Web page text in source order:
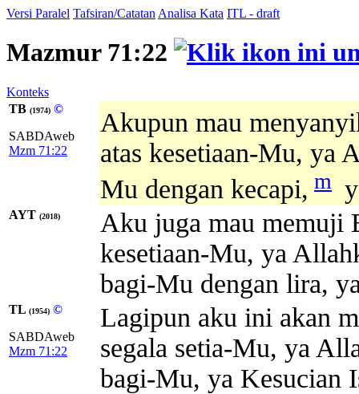
Versi Paralel Tafsiran/Catatan Analisa Kata ITL - draft
Mazmur 71:22
Konteks
TB (1974) ©
SABDAweb
Mzm 71:22
Akupun mau
atas kesetiaan-Mu, ya
Mu dengan kecapi, m
AYT (2018)
Aku juga mau memuji
kesetiaan-Mu, ya
bagi-Mu dengan lira,
TL (1954) ©
SABDAweb
Mzm 71:22
Lagipun aku ini akan
segala setia-Mu, ya
bagi-Mu, ya Kesucian